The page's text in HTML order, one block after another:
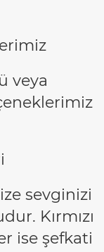
veya
sevginizi
Kırmızı
ise şefkati